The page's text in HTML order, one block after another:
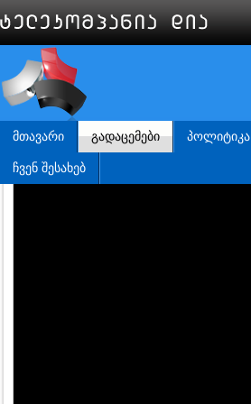
ᲛᲗᲐᲕᲐᲠᲘ ᲒᲐᲓᲐᲪᲔᲛᲔᲑᲘ ᲞᲝᲚᲘᲢᲘᲙᲐ
ᲩᲕᲔᲜ ᲨᲔᲡᲐᲮᲔᲑ